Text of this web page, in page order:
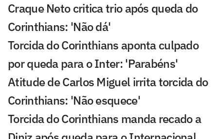
Craque Neto critica trio após queda do
Corinthians: 'Não dá'
Torcida do Corinthians aponta culpado
por queda para o Inter: 'Parabéns'
Atitude de Carlos Miguel irrita torcida do
Corinthians: 'Não esquece'
Torcida do Corinthians manda recado a